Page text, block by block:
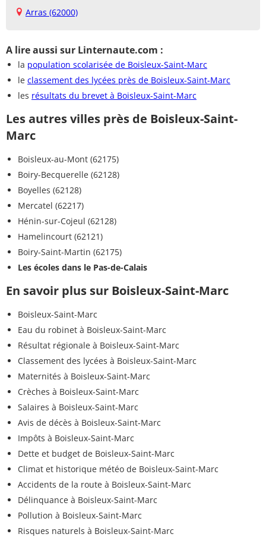
Arras (62000)
A lire aussi sur Linternaute.com :
la population scolarisée de Boisleux-Saint-Marc
le classement des lycées près de Boisleux-Saint-Marc
les résultats du brevet à Boisleux-Saint-Marc
Les autres villes près de Boisleux-Saint-
Marc
Boisleux-au-Mont (62175)
Boiry-Becquerelle (62128)
Boyelles (62128)
Mercatel (62217)
Hénin-sur-Cojeul (62128)
Hamelincourt (62121)
Boiry-Saint-Martin (62175)
Les écoles dans le Pas-de-Calais
En savoir plus sur Boisleux-Saint-Marc
Boisleux-Saint-Marc
Eau du robinet à Boisleux-Saint-Marc
Résultat régionale à Boisleux-Saint-Marc
Classement des lycées à Boisleux-Saint-Marc
Maternités à Boisleux-Saint-Marc
Crèches à Boisleux-Saint-Marc
Salaires à Boisleux-Saint-Marc
Avis de décès à Boisleux-Saint-Marc
Impôts à Boisleux-Saint-Marc
Dette et budget de Boisleux-Saint-Marc
Climat et historique météo de Boisleux-Saint-Marc
Accidents de la route à Boisleux-Saint-Marc
Délinquance à Boisleux-Saint-Marc
Pollution à Boisleux-Saint-Marc
Risques naturels à Boisleux-Saint-Marc